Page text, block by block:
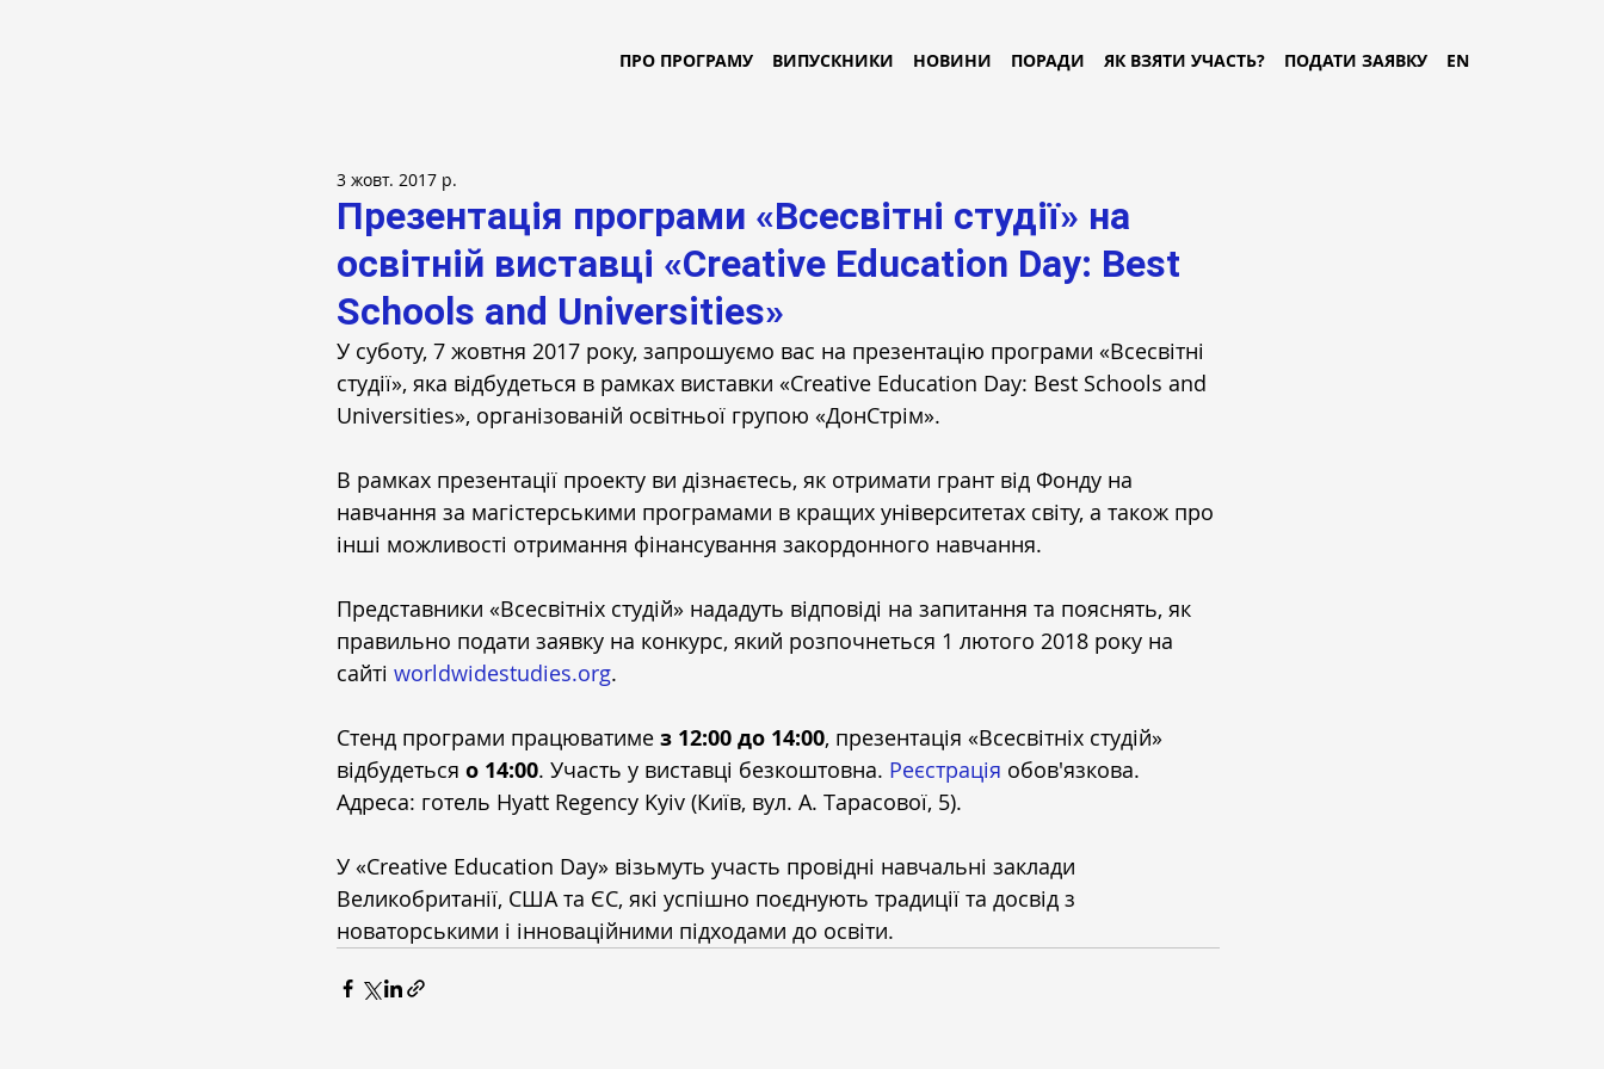
ПРО ПРОГРАМУ ВИПУСКНИКИ НОВИНИ ПОРАДИ ЯК ВЗЯТИ УЧАСТЬ? ПОДАТИ ЗАЯВКУ EN
Презентація програми «Всесвітні студії» на
освітній виставці «Creative Education Day: Best
Schools and Universities»
3 жовт. 2017 р.
У суботу, 7 жовтня 2017 року, запрошуємо вас на презентацію програми «Всесвітні
студії», яка відбудеться в рамках виставки «Creative Education Day: Best Schools and
Universities», організованій освітньої групою «ДонСтрім».
В рамках презентації проекту ви дізнаєтесь, як отримати грант від Фонду на
навчання за магістерськими програмами в кращих університетах світу, а також про
інші можливості отримання фінансування закордонного навчання.
Представники «Всесвітніх студій» нададуть відповіді на запитання та пояснять, як
правильно подати заявку на конкурс, який розпочнеться 1 лютого 2018 року на
сайті worldwidestudies.org.
Стенд програми працюватиме з 12:00 до 14:00, презентація «Всесвітніх студій»
відбудеться о 14:00. Участь у виставці безкоштовна. Реєстрація обов'язкова.
Адреса: готель Hyatt Regency Kyiv (Київ, вул. А. Тарасової, 5).
У «Creative Education Day» візьмуть участь провідні навчальні заклади
Великобританії, США та ЄС, які успішно поєднують традиції та досвід з
новаторськими і інноваційними підходами до освіти.